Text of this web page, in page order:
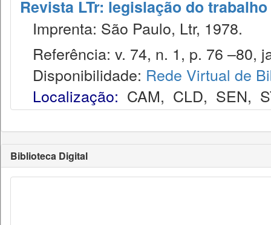
Revista LTr: legislação do trabalho
Imprenta: São Paulo, Ltr, 1978.
Referência: v. 74, n. 1, p. 76 –80,
Disponibilidade: Rede Virtual de
Localização: CAM, CLD, SEN,
Biblioteca Digital